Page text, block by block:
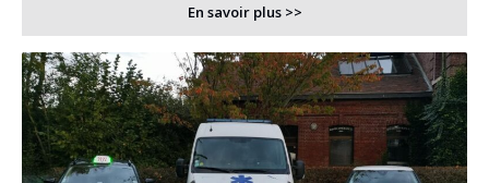
En savoir plus >>